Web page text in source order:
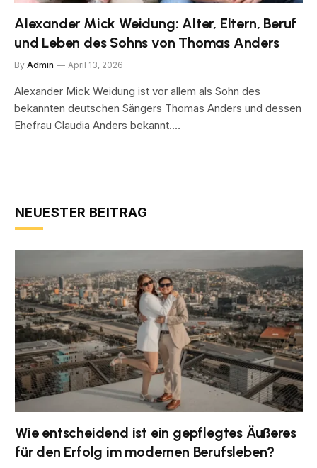
Alexander Mick Weidung: Alter, Eltern, Beruf
und Leben des Sohns von Thomas Anders
By Admin April 13, 2026
Alexander Mick Weidung ist vor allem als Sohn des
bekannten deutschen Sängers Thomas Anders und dessen
Ehefrau Claudia Anders bekannt.…
NEUESTER BEITRAG
Wie entscheidend ist ein gepflegtes Äußeres
für den Erfolg im modernen Berufsleben?